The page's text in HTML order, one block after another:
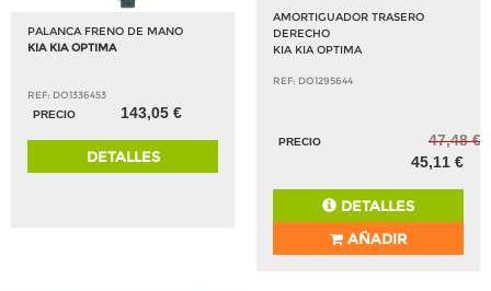
PALANCA FRENO DE MANO
KIA KIA OPTIMA
REF: DO1336453
PRECIO
143,05 €
DETALLES
AMORTIGUADOR TRASERO
DERECHO
KIA KIA OPTIMA
REF: DO1295644
PRECIO
47,48 €
45,11 €
DETALLES
AÑADIR